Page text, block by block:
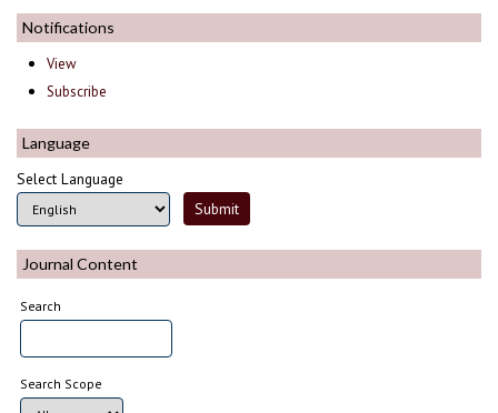
Notifications
View
Subscribe
Language
Select Language
Journal Content
Search
Search Scope